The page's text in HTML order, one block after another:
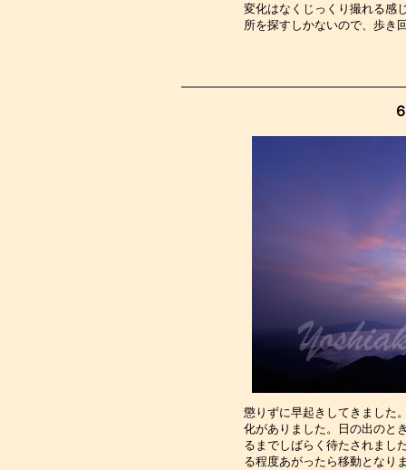
変化はなくじっくり撮れる感
所を探すしかないので
懲りずに早起きしてきました
化がありました。日の出のと
るまでしばらく待たされまし
る程度あがったら移動となり